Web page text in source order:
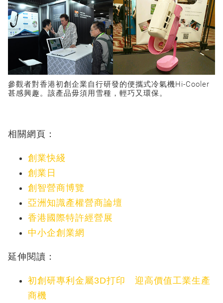
參觀者對香港初創企業自行研發的便攜式冷氣機Hi-Cooler
甚感興趣。該產品毋須用雪種，輕巧又環保。
相關網頁：
創業快綫
創業日
創智營商博覽
亞洲知識產權營商論壇
香港國際特許經營展
中小企創業網
延伸閱讀：
初創研專利金屬3D打印 迎高價值工業生產
商機